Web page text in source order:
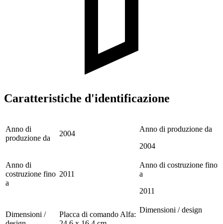
Caratteristiche d'identificazione
Anno di
produzione da
2004
Anno di produzione da
2004
Anno di
costruzione fino
a
2011
Anno di costruzione fino
a
2011
Dimensioni /
Placca di comando Alfa:
Dimensioni / design